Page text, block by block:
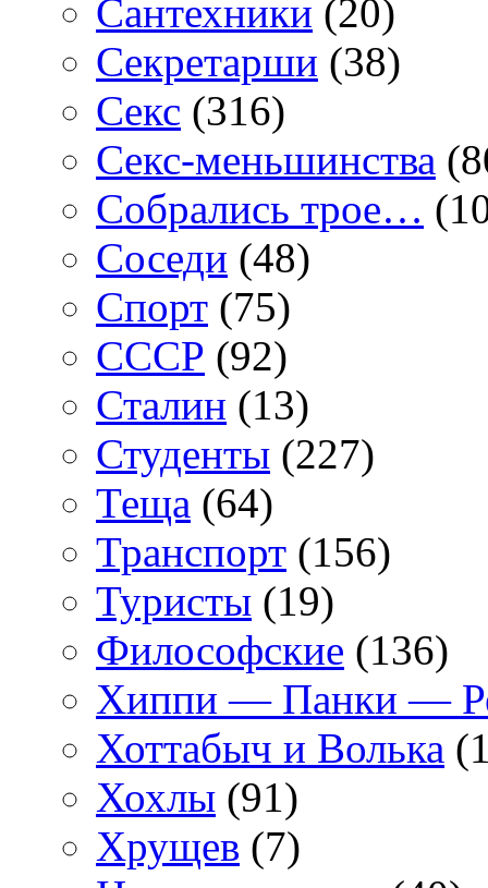
Сантехники (20)
Секретарши (38)
Секс (316)
Секс-меньшинства
Собрались трое…
Соседи (48)
Спорт (75)
СССР (92)
Сталин (13)
Студенты (227)
Теща (64)
Транспорт (156)
Туристы (19)
Философские (136)
Хиппи — Панки —
Хоттабыч и Волька
Хохлы (91)
Хрущев (7)